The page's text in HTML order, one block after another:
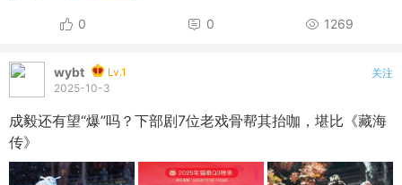
0 0 1269
wybt
Lv.1
2025-10-3
关注
成毅还有望“爆”吗？下部剧7位老戏骨帮其抬咖，堪比《藏海
传》